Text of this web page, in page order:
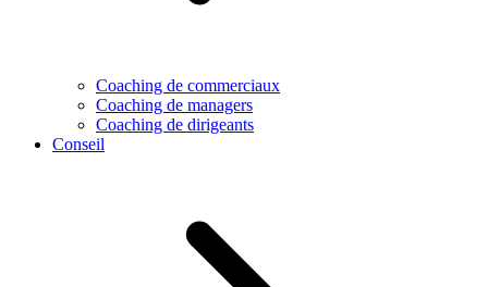
Coaching de commerciaux
Coaching de managers
Coaching de dirigeants
Conseil